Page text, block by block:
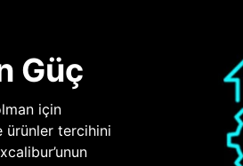
Güç
için
ürünler tercihini